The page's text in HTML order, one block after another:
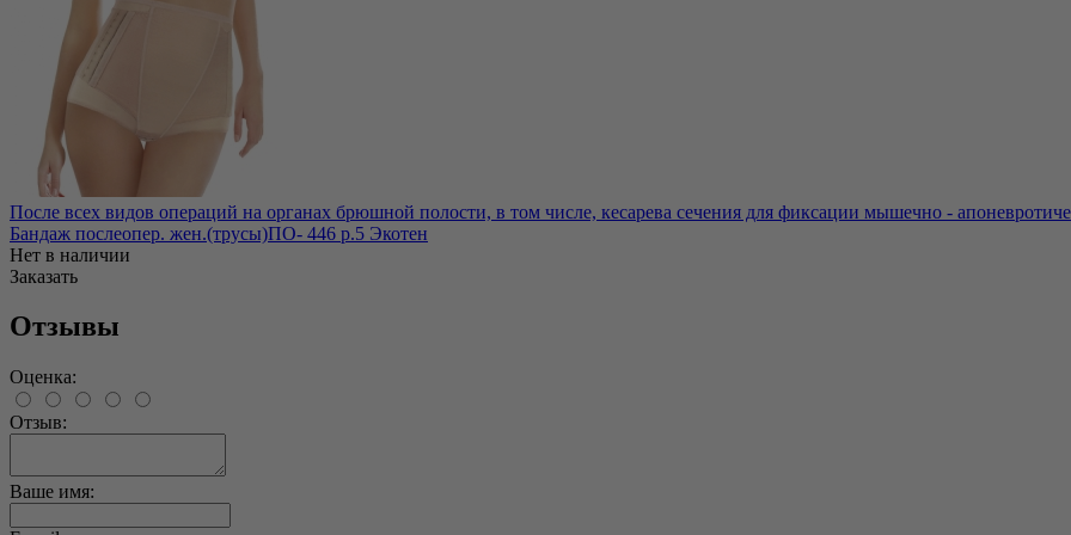
После всех видов операций на органах брюшной полости, в том числе, кесарева сечения для фиксации мышечно -
Бандаж послеопер. жен.(трусы)ПО- 446 р.5 Экотен
Нет в наличии
Заказать
Отзывы
Оценка:
Отзыв:
Ваше имя: